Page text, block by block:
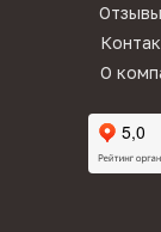
Отзывы
О